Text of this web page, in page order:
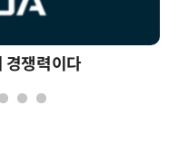
경쟁력이다